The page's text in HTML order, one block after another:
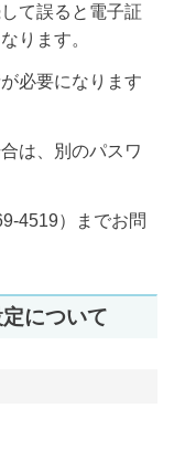
て誤ると電子証
ります。
必要になります
は、別のパスワ
4519）までお問
について